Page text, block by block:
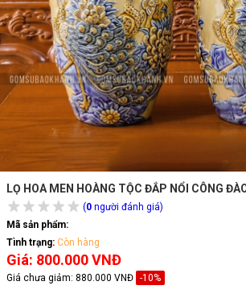
LỌ HOA MEN HOÀNG TỘC ĐẮP NỔI CÔNG
(0 người đánh giá)
Mã sản phẩm:
Tình trạng: Còn hàng
Giá: 800.000 VNĐ
Giá chưa giảm: 880.000 VNĐ -10%